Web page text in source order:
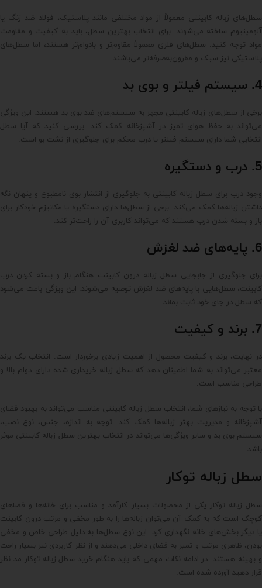
سطل‌های زباله کابینتی معمولاً از مواد مختلفی مانند پلاستیک، فولاد ضد زنگ یا
آلومینیوم ساخته می‌شوند. برای انتخاب بهترین سطل، باید به کیفیت و مقاومت
مواد توجه کنید. سطل‌های فلزی معمولاً مقاوم‌تر و بادوام‌تر هستند، اما سطل‌های
پلاستیکی نیز سبک و مقرون‌به‌صرفه‌تر می‌باشند.
4. سیستم فیلتر و بوی بد
برخی از سطل‌های زباله کابینتی مجهز به سیستم‌های ضد بوی بد هستند. این ویژگی
می‌تواند به حفظ هوای تمیز در آشپزخانه کمک کند. بررسی کنید که آیا سطل
انتخابی شما دارای سیستم فیلتر یا درب محکم برای جلوگیری از نشت بو است.
5. درب و دستگیره
وجود درب برای سطل زباله کابینتی به جلوگیری از انتشار بوی نامطبوع و پنهان نگه
داشتن زباله‌ها کمک می‌کند. برخی از سطل‌ها دارای دستگیره یا مکانیزم خودکار برای
باز و بسته شدن درب هستند که می‌تواند کاربری آن را راحت‌تر کند.
6. پایه‌های ضد لغزش
برای جلوگیری از جابجایی سطل زباله درون کابینت هنگام باز و بسته کردن درب
کابینت، سطل‌هایی با پایه‌های ضد لغزش توصیه می‌شوند. این ویژگی باعث می‌شود
که سطل در جای خود ثابت بماند.
7. برند و کیفیت
در نهایت، برند و کیفیت محصول از اهمیت زیادی برخوردار است. انتخاب یک برند
معتبر می‌تواند به شما اطمینان دهد که سطل زباله خریداری شده دارای دوام بالا و
طراحی مناسب است.
با توجه به نیازهای شما، انتخاب سطل زباله کابینتی مناسب می‌تواند به بهبود فضای
آشپزخانه و مدیریت بهتر زباله‌ها کمک کند. توجه به اندازه، جنس، نوع نصب،
سیستم بوی بد و سایر ویژگی‌ها می‌تواند در انتخاب بهترین سطل زباله کابینتی موثر
باشد.
سطل زباله توکار
سطل زباله توکار یکی از محصولات بسیار کارآمد و مناسب برای خانه‌ها و فضاهای
کوچک است که به کمک آن می‌توان زباله‌ها را به طور مخفی و مرتب درون کابینت
یا دیگر بخش‌های خانه نگهداری کرد. این نوع سطل‌ها به دلیل طراحی خاص و مخفی
بودن، ظاهری مرتب و تمیز به فضای داخلی می‌دهند و از نظر کاربردی نیز بسیار راحت
و بهینه هستند. در ادامه نکات مهمی که باید هنگام خرید سطل زباله توکار مد نظر
قرار دهید آورده شده است.